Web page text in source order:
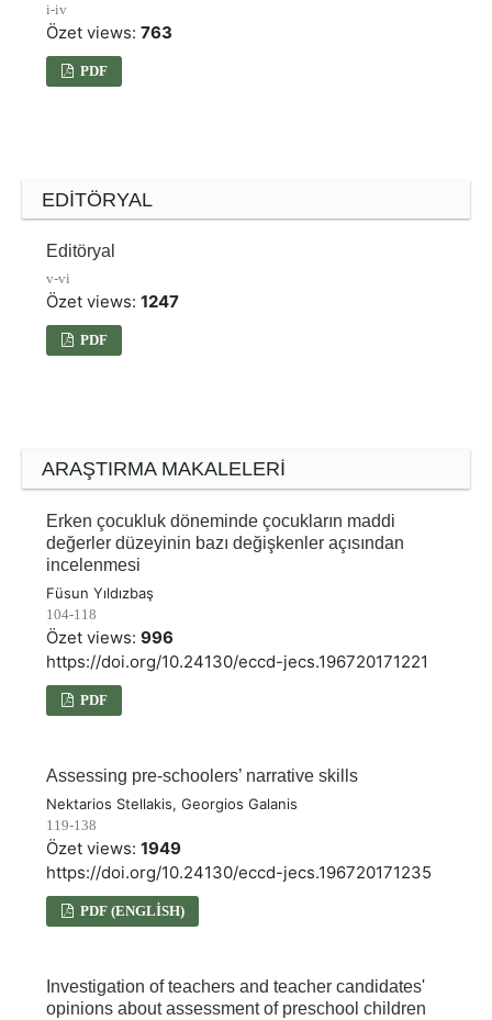
i-iv
Özet views: 763
PDF
EDITÖRYAL
Editöryal
v-vi
Özet views: 1247
PDF
ARAŞTIRMA MAKALELERI
Erken çocukluk döneminde çocukların maddi
değerler düzeyinin bazı değişkenler açısından
incelenmesi
Füsun Yıldızbaş
104-118
Özet views: 996
https://doi.org/10.24130/eccd-jecs.196720171221
PDF
Assessing pre-schoolers’ narrative skills
Nektarios Stellakis, Georgios Galanis
119-138
Özet views: 1949
https://doi.org/10.24130/eccd-jecs.196720171235
PDF (ENGLISH)
Investigation of teachers and teacher candidates'
opinions about assessment of preschool children